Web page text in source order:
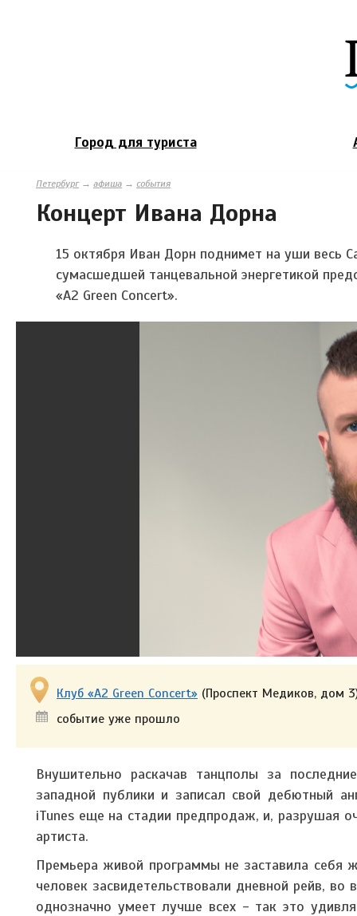
Город для туриста
Петербург→ афиша → события
Концерт Ивана Дорна
15 октября Иван Дорн поднимет на уши весь
сумасшедшей танцевальной энергетикой
«А2 Green Concert».
Клуб «A2 Green Concert» (Проспект Медиков, дом
событие уже прошло
Внушительно раскачав танцполы за
западной публики и записал свой дебютный
iTunes еще на стадии предпродаж, и, разрушая
артиста.
Премьера живой программы не заставила себя
человек засвидетельствовали дневной рейв,
однозначно умеет лучше всех - так это